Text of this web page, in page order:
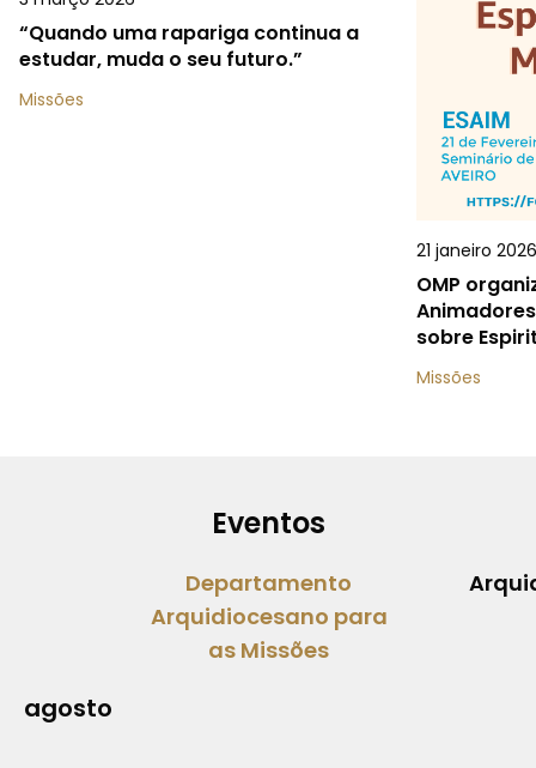
“Quando uma rapariga continua a
estudar, muda o seu futuro.”
Missões
21 janeiro
OMP
sobre
Missões
Eventos
Departamento
Arquidiocesano para
as Missões
agosto